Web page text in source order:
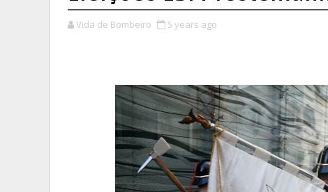
Vida de Bombeiro 5 years ago